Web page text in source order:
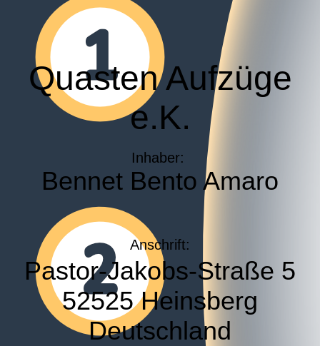
Quasten Aufzüge
e.K.
Inhaber:
Bennet Bento Amaro
Anschrift:
Pastor-Jakobs-Straße 5
52525 Heinsberg
Deutschland